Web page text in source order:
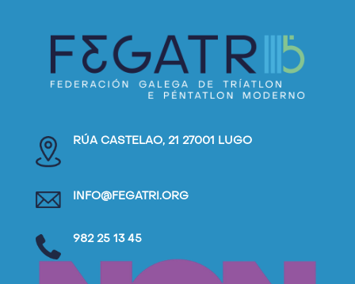
RÚA CASTELAO, 21 27001 LUGO
INFO@FEGATRI.ORG
982 25 13 45